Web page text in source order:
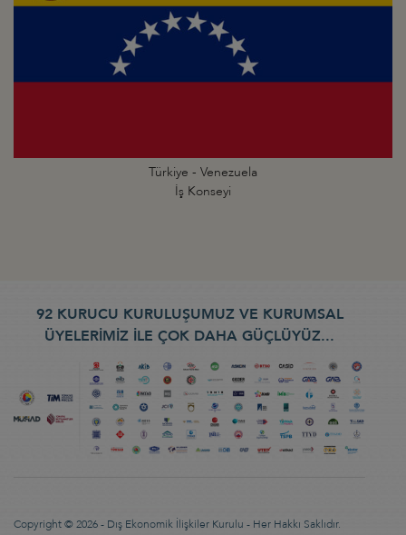
Türkiye - Venezuela
İş Konseyi
92 KURUCU KURULUŞUMUZ VE KURUMSAL
ÜYELERİMİZ İLE ÇOK DAHA GÜÇLÜYÜZ...
Copyright © 2026 - Dış Ekonomik İlişkiler Kurulu - Her Hakkı Saklıdır.